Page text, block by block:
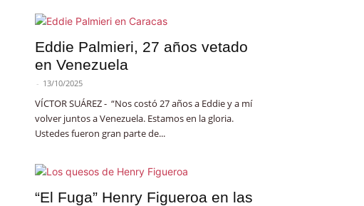
Eddie Palmieri, 27 años vetado
en Venezuela
- 13/10/2025
VÍCTOR SUÁREZ - “Nos costó 27 años a Eddie y a mí
volver juntos a Venezuela. Estamos en la gloria.
Ustedes fueron gran parte de...
“El Fuga” Henry Figueroa en las